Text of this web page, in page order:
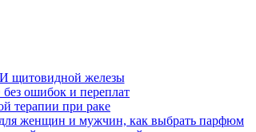
щитовидной железы
ошибок и переплат
терапии при раке
женщин и мужчин, как выбрать парфюм